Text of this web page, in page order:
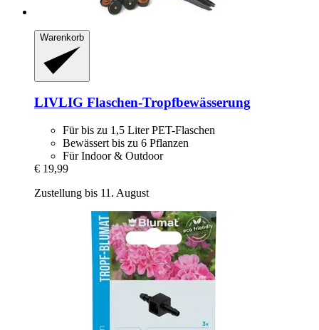
Warenkorb
LIVLIG Flaschen-​Tropfbewässerung
Für bis zu 1,5 Liter PET-Flaschen
Bewässert bis zu 6 Pflanzen
Für Indoor & Outdoor
€ 19,99
Zustellung bis 11. August